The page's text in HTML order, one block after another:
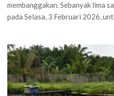
membanggakan. Sebanyak lima
pada Selasa, 3 Februari 2026,